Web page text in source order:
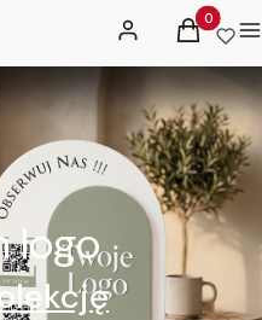
Zaloguj sięProdukty
Koszyk
logo